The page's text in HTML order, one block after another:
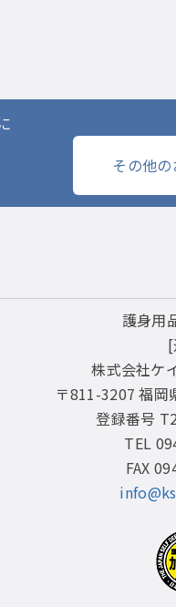
その他
護身用
株式会社ケ
〒811-3207 福岡
登録番号
TEL
FAX